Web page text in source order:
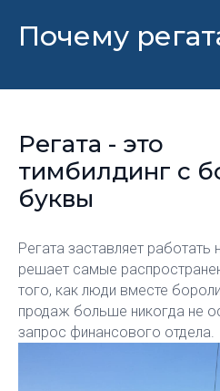
Почему
Регата - это
тимбилдинг с
буквы
Регата заставляет работать
решает самые
того, как люди вместе
продаж больше никогда не
запрос финансового отдела.